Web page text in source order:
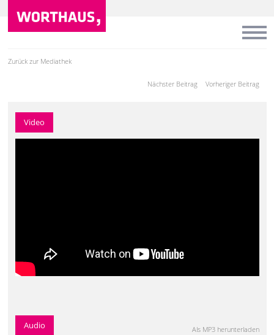
Zurück zur Mediathek
Vorheriger Beitrag
Nächster Beitrag
Video
Audio Als MP3 herunterladen